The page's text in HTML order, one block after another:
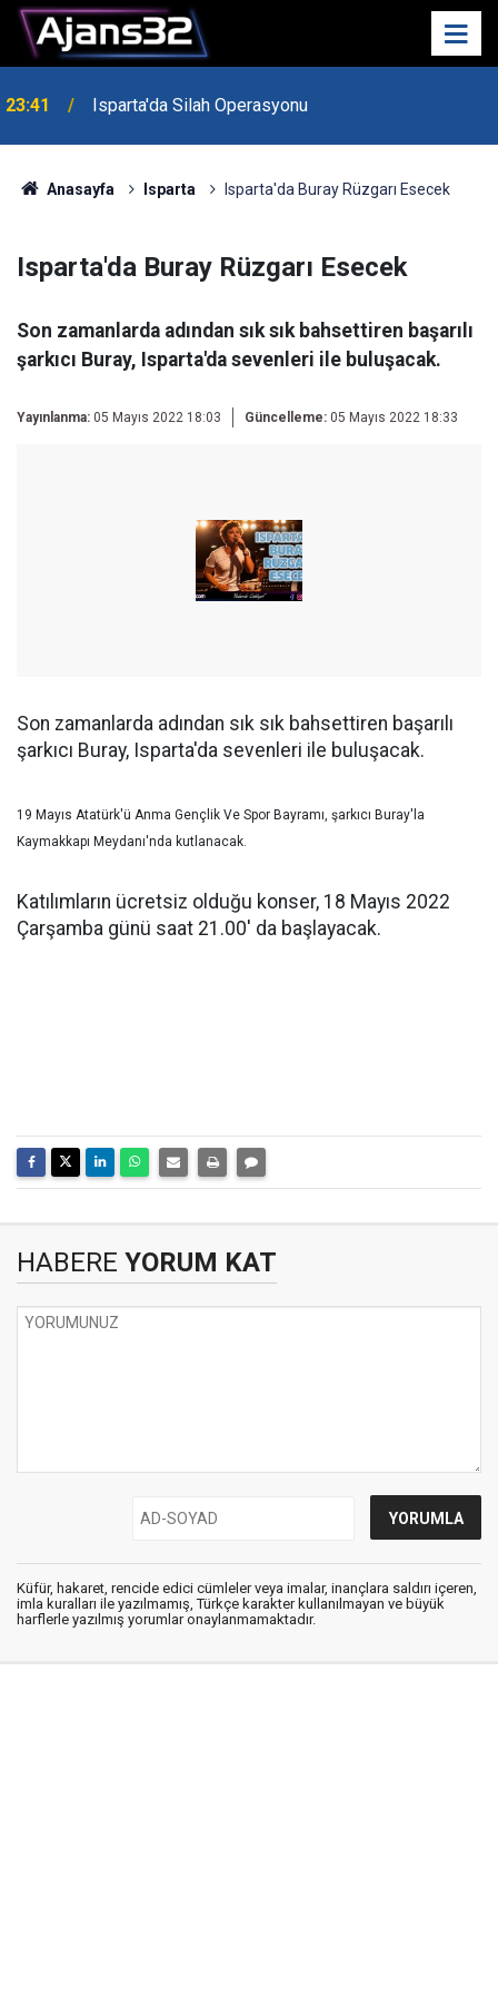
23:41 Isparta'da Silah Operasyonu
Anasayfa Isparta Isparta'da Buray Rüzgarı Esecek
Isparta'da Buray Rüzgarı Esecek
Son zamanlarda adından sık sık bahsettiren başarılı
şarkıcı Buray, Isparta'da sevenleri ile buluşacak.
Yayınlanma: 05 Mayıs 2022 18:03 Güncelleme: 05 Mayıs 2022 18:33
Son zamanlarda adından sık sık bahsettiren başarılı
şarkıcı Buray, Isparta'da sevenleri ile buluşacak.
19 Mayıs Atatürk'ü Anma Gençlik Ve Spor Bayramı, şarkıcı Buray'la
Kaymakkapı Meydanı'nda kutlanacak.
Katılımların ücretsiz olduğu konser, 18 Mayıs 2022
Çarşamba günü saat 21.00' da başlayacak.
HABERE YORUM KAT
Küfür, hakaret, rencide edici cümleler veya imalar, inançlara saldırı içeren,
imla kuralları ile yazılmamış, Türkçe karakter kullanılmayan ve büyük
harflerle yazılmış yorumlar onaylanmamaktadır.